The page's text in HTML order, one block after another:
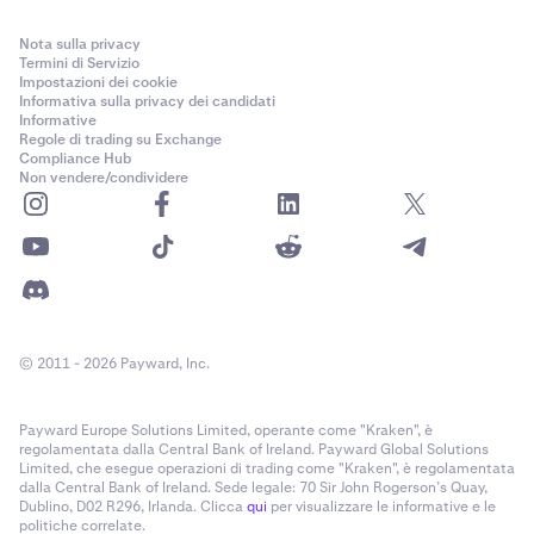
1.007.379
752.621
FI_BTCUSD_200228
300.000
300.000
0
Il contratto FI è stato venduto interamente sul mercato. Il
fornitori di liquidità.
Riceverai una notifica emailse la tua posizione viene
assegnata. Anche i fornitori di liquidità vengono avvisati
Stesso concetto della liquidazione Coin-M, con una
differenza fondamentale: quando questa fase viene
attivata, si applica una commissione di liquidazione
completa. La commissione è pari alla metà della
percentuale minima di margine di mantenimento per il
contratto. (es. per PF_XBTUSD, la commissione di
liquidazione è dello 0,5%, metà dell'1% minimo di MM).
Esempio:
Sei long su 10 contratti PF_XBTUSD a un
prezzo di ingresso di 20.000 $. Valore totale della
Una commissione di liquidazione di 1.000 $ (0,5% ×
200.000 $) viene addebitata immediatamente
Nota sulla privacy
Termini di Servizio
Impostazioni dei cookie
Informativa sulla privacy dei candidati
Informative
Regole di trading su Exchange
Compliance Hub
Non vendere/condividere
© 2011 - 2026 Payward, Inc.
Payward Europe Solutions Limited, operante come "Kraken", è
regolamentata dalla Central Bank of Ireland. Payward Global Solutions
Limited, che esegue operazioni di trading come "Kraken", è regolamentata
dalla Central Bank of Ireland. Sede legale: 70 Sir John Rogerson’s Quay,
Dublino, D02 R296, Irlanda. Cliccaqui per visualizzare le informative e le
politiche correlate.